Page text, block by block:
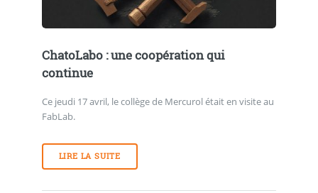
ChatoLabo : une coopération qui
continue
Ce jeudi 17 avril, le collège de Mercurol était en visite au
FabLab.
LIRE LA SUITE